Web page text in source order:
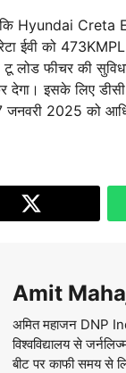
है कि Hyundai
को 473KMPL
लोड फीचर की
इसके लिए
2025 को
Amit
अमित महाजन DNP
विश्वविद्यालय से
बीट पर काफी समय से